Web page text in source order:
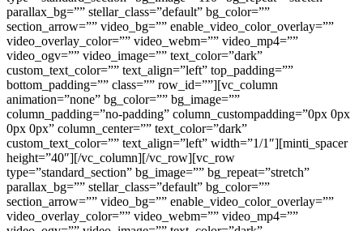
parallax_bg=”” stellar_class=”default” bg_color=””
section_arrow=”” video_bg=”” enable_video_color_overlay=””
video_overlay_color=”” video_webm=”” video_mp4=””
video_ogv=”” video_image=”” text_color=”dark”
custom_text_color=”” text_align=”left” top_padding=””
bottom_padding=”” class=”” row_id=””][vc_column
animation=”none” bg_color=”” bg_image=””
column_padding=”no-padding” column_custompadding=”0px 0px
0px 0px” column_center=”” text_color=”dark”
custom_text_color=”” text_align=”left” width=”1/1″][minti_spacer
height=”40″][/vc_column][/vc_row][vc_row
type=”standard_section” bg_image=”” bg_repeat=”stretch”
parallax_bg=”” stellar_class=”default” bg_color=””
section_arrow=”” video_bg=”” enable_video_color_overlay=””
video_overlay_color=”” video_webm=”” video_mp4=””